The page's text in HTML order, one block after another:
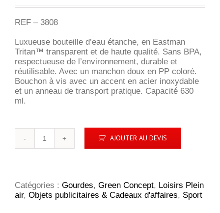
REF – 3808
Luxueuse bouteille d’eau étanche, en Eastman
Tritan™ transparent et de haute qualité. Sans BPA,
respectueuse de l’environnement, durable et
réutilisable. Avec un manchon doux en PP coloré.
Bouchon à vis avec un accent en acier inoxydable
et un anneau de transport pratique. Capacité 630
ml.
AJOUTER AU DEVIS
Catégories : Gourdes, Green Concept, Loisirs Plein
air, Objets publicitaires & Cadeaux d'affaires, Sport